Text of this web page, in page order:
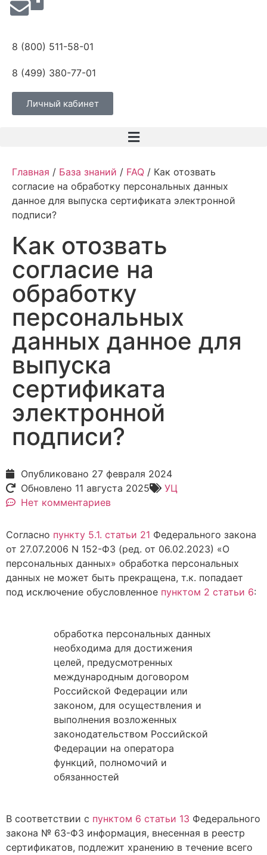
8 (800) 511-58-01
8 (499) 380-77-01
Личный кабинет
Главная / База знаний / FAQ / Как отозвать
согласие на обработку персональных данных
данное для выпуска сертификата электронной
подписи?
Как отозвать
согласие на
обработку
персональных
данных данное для
выпуска
сертификата
электронной
подписи?
Опубликовано 27 февраля 2024
Обновлено 11 августа 2025
УЦ
Нет комментариев
Согласно пункту 5.1. статьи 21 Федерального закона
от 27.07.2006 N 152-ФЗ (ред. от 06.02.2023) «О
персональных данных» обработка персональных
данных не может быть прекращена, т.к. попадает
под исключение обусловленное пунктом 2 статьи 6:
обработка персональных данных
необходима для достижения
целей, предусмотренных
международным договором
Российской Федерации или
законом, для осуществления и
выполнения возложенных
законодательством Российской
Федерации на оператора
функций, полномочий и
обязанностей
В соответствии с пунктом 6 статьи 13 Федерального
закона № 63-ФЗ информация, внесенная в реестр
сертификатов, подлежит хранению в течение всего